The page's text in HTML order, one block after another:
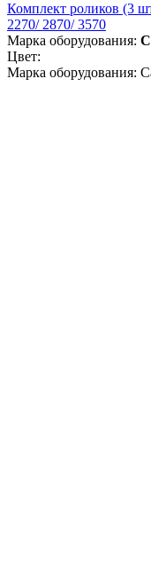
Комплект роликов (3
2270/ 2870/ 3570
Марка оборудования:
Цвет:
Марка оборудования: